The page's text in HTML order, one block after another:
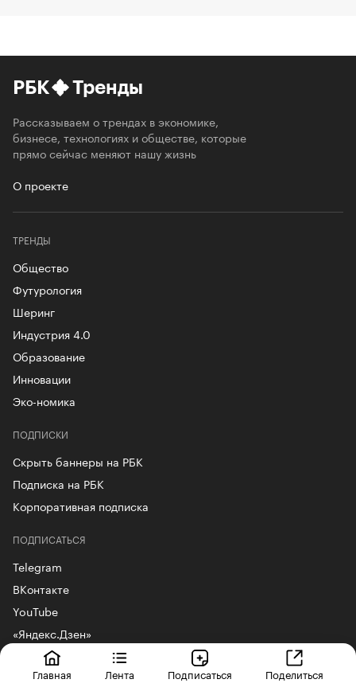
РБК Тренды
Рассказываем о трендах в экономике,
бизнесе, технологиях и обществе, которые
прямо сейчас меняют нашу жизнь
О проекте
ТРЕНДЫ
Общество
Футурология
Шеринг
Индустрия 4.0
Образование
Инновации
Эко-номика
ПОДПИСКИ
Скрыть баннеры на РБК
Подписка на РБК
Корпоративная подписка
ДРУГИЕ ПРОДУКТЫ РБК
ПОДПИСАТЬСЯ
Telegram
ВКонтакте
YouTube
«Яндекс.Дзен»
Главная Лента Подписаться Поделиться